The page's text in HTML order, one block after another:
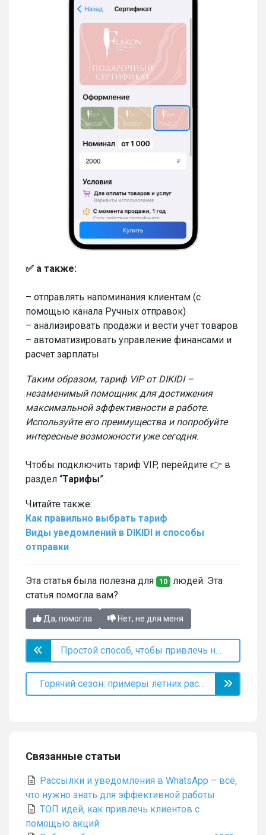
✅ а также:
– отправлять напоминания клиентам (с
помощью канала Ручных отправок)
– анализировать продажи и вести учет товаров
– автоматизировать управление финансами и
расчет зарплаты
Таким образом, тариф VIP от DIKIDI –
незаменимый помощник для достижения
максимальной эффективности в работе.
Используйте его преимущества и попробуйте
интересные возможности уже сегодня.
Чтобы подключить тариф VIP, перейдите 👉 в
раздел “Тарифы”.
Читайте также:
Как правильно выбрать тариф
Виды уведомлений в DIKIDI и способы
отправки
Эта статья была полезна для 10 людей. Эта
статья помогла вам?
Да, помогла Нет, не для меня
Простой способ, чтобы привлечь новых клиентов
Горячий сезон: примеры летних рассылок для клиентов
Связанные статьи
Рассылки и уведомления в WhatsApp – всё,
что нужно знать для эффективной работы
ТОП идей, как привлечь клиентов с
помощью акций